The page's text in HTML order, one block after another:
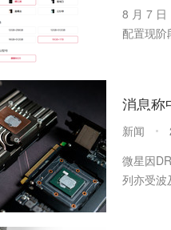
8 月 7 日
配置现阶
消息称
新闻
微星因
列亦受波